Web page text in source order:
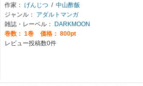
作家： げんじつ / 中山酢飯
ジャンル：
アダルトマンガ
雑誌・レーベル：
DARKMOON
巻数： 1巻
価格： 800pt
レビュー投稿数0件